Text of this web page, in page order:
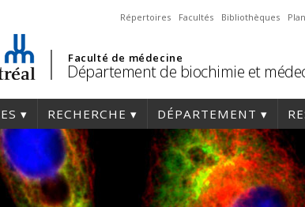
Répertoires Facultés Bibliothèques
Faculté de médecine
Département de biochimie et
RECHERCHE DÉPARTEMENT